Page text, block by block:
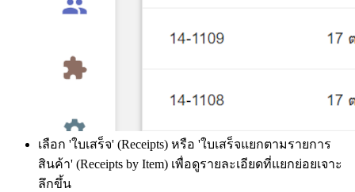
เลือก 'ใบเสร็จ' (Receipts) หรือ 'ใบเสร็จแยกตามรายการ
สินค้า' (Receipts by Item) เพื่อดูรายละเอียดที่แยกย่อยเจาะ
ลึกขึ้น